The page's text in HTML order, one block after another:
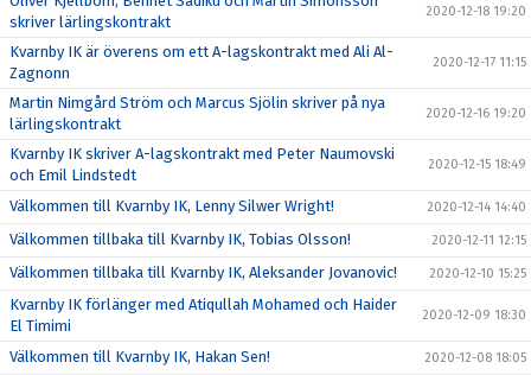
skriver lärlingskontrakt
2020-12-18 19:20
Kvarnby IK är överens om ett A-lagskontrakt med Ali Al-
Zagnonn
2020-12-17 11:15
Martin Nimgård Ström och Marcus Sjölin skriver på nya
lärlingskontrakt
2020-12-16 19:20
Kvarnby IK skriver A-lagskontrakt med Peter Naumovski
och Emil Lindstedt
2020-12-15 18:49
Välkommen till Kvarnby IK, Lenny Silwer Wright! 2020-12-14 14:40
Välkommen tillbaka till Kvarnby IK, Tobias Olsson! 2020-12-11 12:15
Välkommen tillbaka till Kvarnby IK, Aleksander Jovanovic! 2020-12-10 15:25
Kvarnby IK förlänger med Atiqullah Mohamed och Haider
El Timimi
2020-12-09 18:30
Välkommen till Kvarnby IK, Hakan Sen! 2020-12-08 18:05